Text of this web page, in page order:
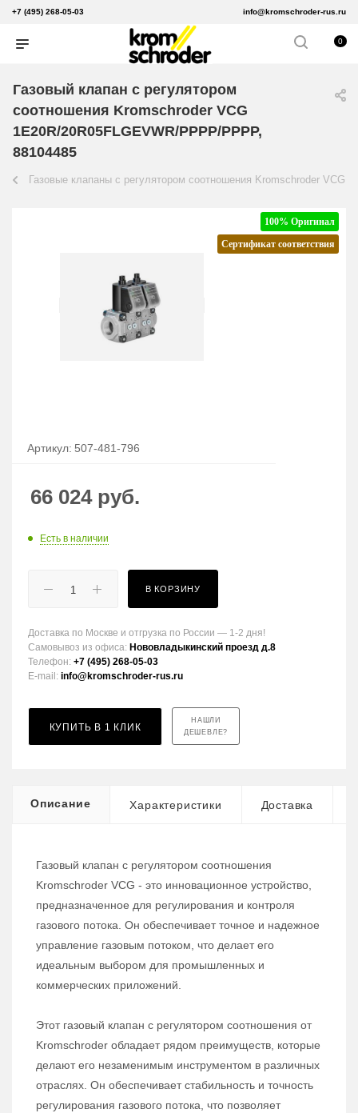
+7 (495) 268-05-03 info@kromschroder-rus.ru
0
Газовый клапан с регулятором
соотношения Kromschroder VCG
1E20R/20R05FLGEVWR/PPPP/PPPP,
88104485
Газовые клапаны с регулятором соотношения Kromschroder VCG
100% Оригинал
Сертификат соответствия
Артикул: 507-481-796
66 024руб.
Есть в наличии
В КОРЗИНУ
Доставка по Москве и отгрузка по России — 1-2 дня!
Самовывоз из офиса: Нововладыкинский проезд д.8
Телефон: +7 (495) 268-05-03
E-mail: info@kromschroder-rus.ru
КУПИТЬ В 1 КЛИК
НАШЛИ
ДЕШЕВЛЕ?
Описание Характеристики Доставка
Газовый клапан с регулятором соотношения
Kromschroder VCG - это инновационное устройство,
предназначенное для регулирования и контроля
газового потока. Он обеспечивает точное и надежное
управление газовым потоком, что делает его
идеальным выбором для промышленных и
коммерческих приложений.
Этот газовый клапан с регулятором соотношения от
Kromschroder обладает рядом преимуществ, которые
делают его незаменимым инструментом в различных
отраслях. Он обеспечивает стабильность и точность
регулирования газового потока, что позволяет